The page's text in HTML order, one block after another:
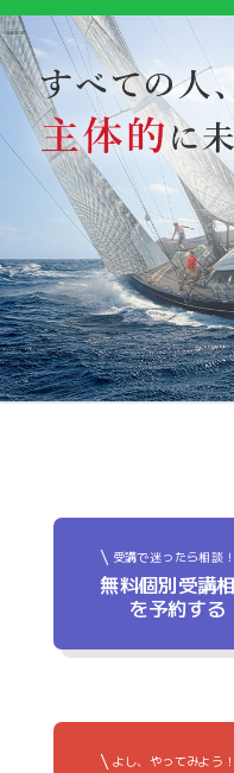
受講で迷ったら相談！
無料個別受講
を予約する
よし、やってみよう！